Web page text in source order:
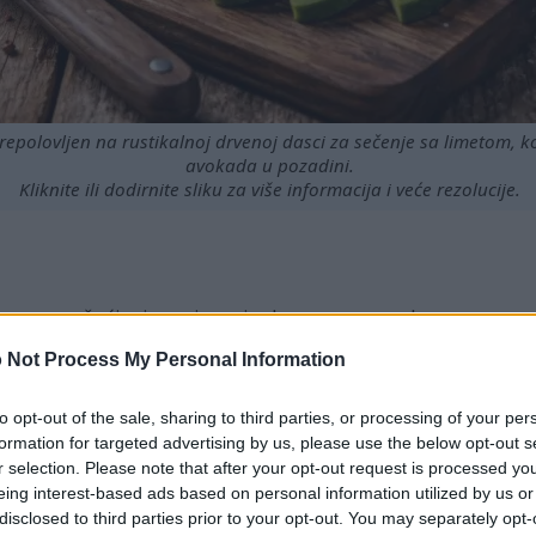
Not Process My Personal Information
opt-out of the sale, sharing to third parties, or processing of your
for targeted advertising by us, please use the below opt-out
selection. Please note that after your opt-out request is processed
interest-based ads based on personal information utilized by us
to third parties prior to your opt-out. You may separately
na rustikalnoj drvenoj dasci za sečenje sa limetom,
avokada u pozadini.
Kliknite ili dodirnite sliku za više informacija i veće rezolucije.
pomažući u ispunjavanju dnevne preporuke.
masti, u skladu sa smernicama Američkog udruženja
nedeljno može smanjiti rizik od kardiovaskularnih
vitamina K i podržava zdravlje mozga putem
po pola šolje, pomažući varenje i punoću.